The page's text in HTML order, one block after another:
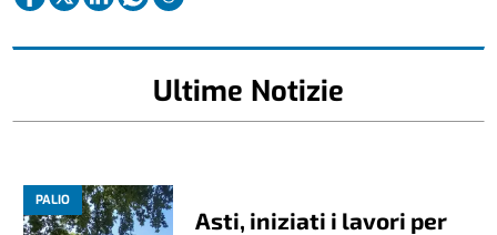
Ultime Notizie
PALIO
Asti, iniziati i lavori per